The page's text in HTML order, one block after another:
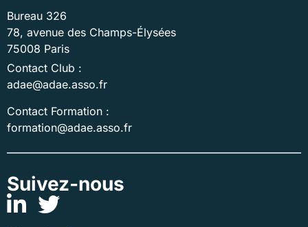
Bureau 326
78, avenue des Champs-Élysées
75008 Paris
Contact Club :
adae@adae.asso.fr
Contact Formation :
formation@adae.asso.fr
Suivez-nous